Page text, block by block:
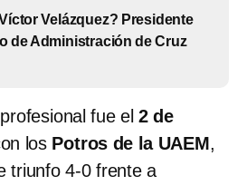
Velázquez? Presidente
de Administración de Cruz
fue el2 de
los Potros de la UAEM,
triunfo 4-0 frente a